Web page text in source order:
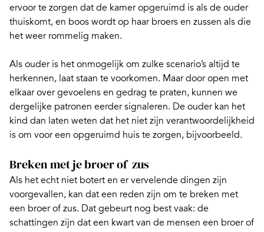
ervoor te zorgen dat de kamer opgeruimd is als de ouder
thuiskomt, en boos wordt op haar broers en zussen als die
het weer rommelig maken.
Als ouder is het onmogelijk om zulke scenario’s altijd te
herkennen, laat staan te voorkomen. Maar door open met
elkaar over gevoelens en gedrag te praten, kunnen we
dergelijke patronen eerder signaleren. De ouder kan het
kind dan laten weten dat het niet zijn verantwoordelijkheid
is om voor een opgeruimd huis te zorgen, bijvoorbeeld.
Breken met je broer of zus
Als het echt niet botert en er vervelende dingen zijn
voorgevallen, kan dat een reden zijn om te breken met
een broer of zus. Dat gebeurt nog best vaak: de
schattingen zijn dat een kwart van de mensen een broer of